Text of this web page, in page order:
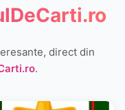
direct din
.